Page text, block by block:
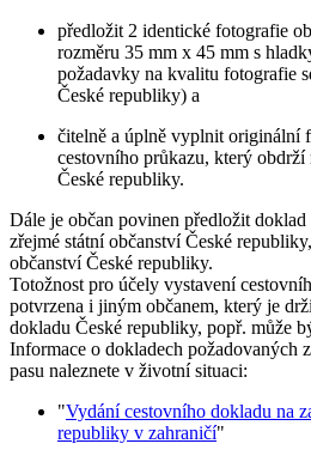
předložit 2 identické fotografie
rozměru 35 mm x 45 mm s
požadavky na kvalitu fotografie
České republiky) a
čitelně a úplně vyplnit originální
cestovního průkazu, který obdrží
České republiky.
Dále je občan povinen předložit
zřejmé státní občanství České
občanství České republiky.
Totožnost pro účely vystavení
potvrzena i jiným občanem, který je
dokladu České republiky, popř. může
Informace o dokladech požadovaných
pasu naleznete v životní situaci:
"Vydání cestovního dokladu na
republiky v zahraničí"